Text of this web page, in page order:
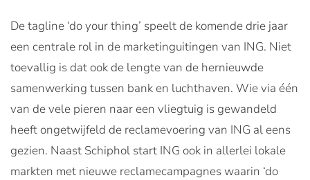
De tagline ‘do your thing’ speelt de komende drie jaar
een centrale rol in de marketinguitingen van ING. Niet
toevallig is dat ook de lengte van de hernieuwde
samenwerking tussen bank en luchthaven. Wie via één
van de vele pieren naar een vliegtuig is gewandeld
heeft ongetwijfeld de reclamevoering van ING al eens
gezien. Naast Schiphol start ING ook in allerlei lokale
markten met nieuwe reclamecampagnes waarin ‘do